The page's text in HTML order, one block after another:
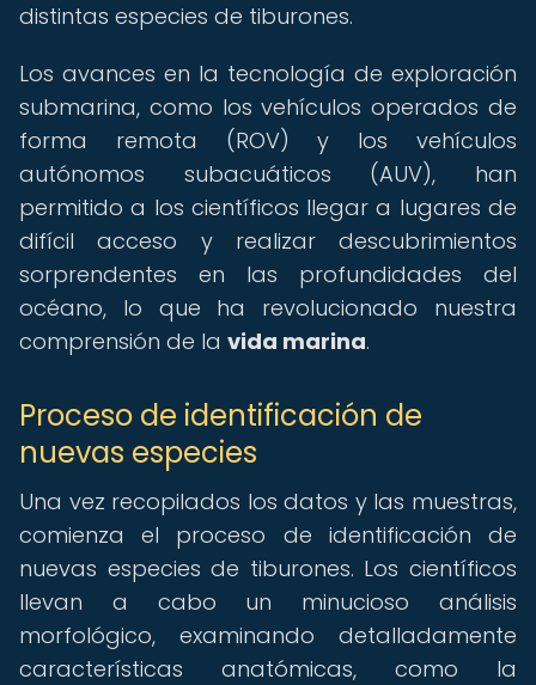
distintas especies de tiburones.
Los avances en la tecnología de exploración
submarina, como los vehículos operados de
forma remota (ROV) y los vehículos
autónomos subacuáticos (AUV), han
permitido a los científicos llegar a lugares de
difícil acceso y realizar descubrimientos
sorprendentes en las profundidades del
océano, lo que ha revolucionado nuestra
comprensión de la vida marina.
Proceso de identificación de
nuevas especies
Una vez recopilados los datos y las muestras,
comienza el proceso de identificación de
nuevas especies de tiburones. Los científicos
llevan a cabo un minucioso análisis
morfológico, examinando detalladamente
características anatómicas, como la